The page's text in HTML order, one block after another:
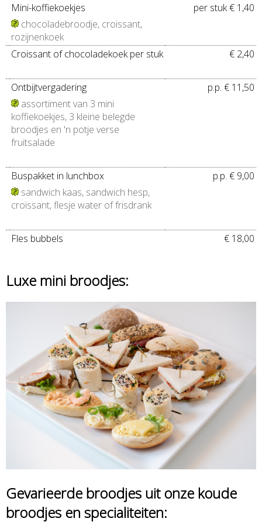
Mini-koffiekoekjes
per stuk € 1,40
chocoladebroodje, croissant,
rozijnenkoek
Croissant of chocoladekoek per stuk
€ 2,40
Ontbijtvergadering
p.p. € 11,50
assortiment van 3 mini
koffiekoekjes, 3 kleine belegde
broodjes en 'n potje verse
fruitsalade
Buspakket in lunchbox
p.p. € 9,00
sandwich kaas, sandwich hesp,
croissant, flesje water of frisdrank
Fles bubbels € 18,00
Luxe mini broodjes:
Gevarieerde broodjes uit onze koude
broodjes en specialiteiten: